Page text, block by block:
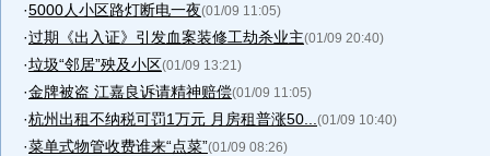
·5000人小区路灯断电一夜(01/09 11:05)
·过期《出入证》引发血案装修工劫杀业主(01/09 20:40)
·垃圾“邻居”殃及小区(01/09 13:21)
·金牌被盗 江嘉良诉请精神赔偿(01/09 11:05)
·杭州出租不纳税可罚1万元 月房租普涨50... (01/09 10:40)
·菜单式物管收费谁来“点菜”(01/09 08:26)